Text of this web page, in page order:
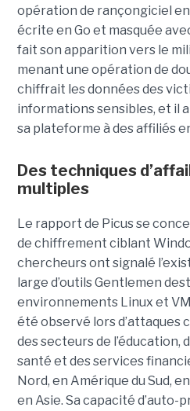
opération de rançongiciel
écrite en Go et masquée
fait son apparition vers le
menant une opération de
chiffrait les données des
informations sensibles, et il
sa plateforme à des affiliés
Des techniques
multiples
Le rapport de Picus se
de chiffrement ciblant
chercheurs ont signalé
large d’outils Gentlemen
environnements Linux et
été observé lors d’attaques
des secteurs de l’éducation,
santé et des services
Nord, en Amérique du Sud,
en Asie. Sa capacité